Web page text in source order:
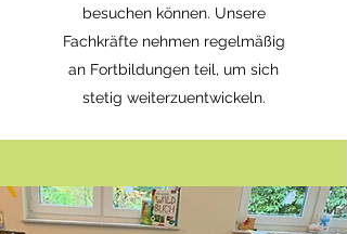
besuchen können. Unsere
Fachkräfte nehmen regelmäßig
an Fortbildungen teil, um sich
stetig weiterzuentwickeln.